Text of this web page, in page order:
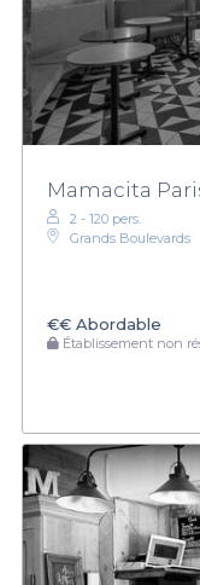
Mamacita
2 - 120 pers.
Grands Boulevards
€€ Abordable
Établissement non